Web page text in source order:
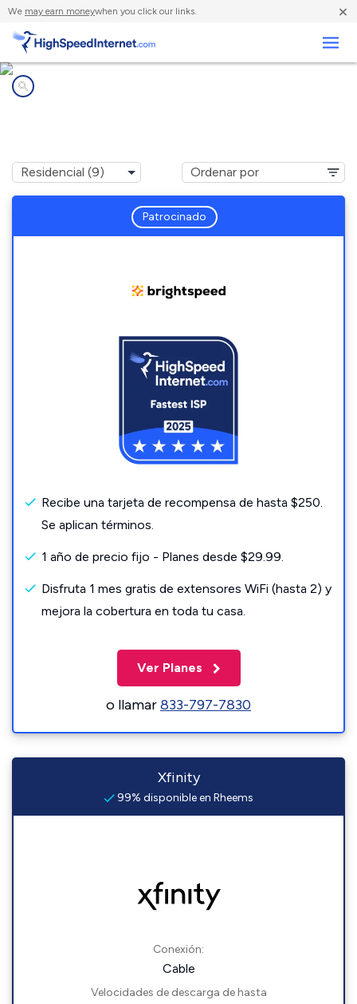
We may earn moneywhen you click our links. ×
Patrocinado
Recibe una tarjeta de recompensa de hasta $250.
Se aplican términos.
1 año de precio fijo - Planes desde $29.99.
Disfruta 1 mes gratis de extensores WiFi (hasta 2) y
mejora la cobertura en toda tu casa.
Ver Planes
o llamar833-797-7830
Xfinity
99% disponible en Rheems
Conexión:
Cable
Velocidades de descarga de hasta